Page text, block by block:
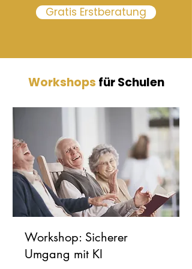
Gratis Erstberatung
Workshops für Schulen
Workshop: Sicherer
Umgang mit KI